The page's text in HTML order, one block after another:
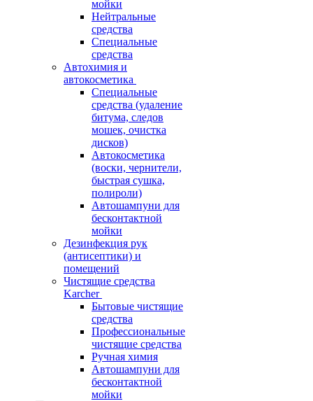
мойки
Нейтральные
средства
Специальные
средства
Автохимия и
автокосметика
Специальные
средства (удаление
битума, следов
мошек, очистка
дисков)
Автокосметика
(воски, чернители,
быстрая сушка,
полироли)
Автошампуни для
бесконтактной
мойки
Дезинфекция рук
(антисептики) и
помещений
Чистящие средства
Karcher
Бытовые чистящие
средства
Профессиональные
чистящие средства
Ручная химия
Автошампуни для
бесконтактной
мойки